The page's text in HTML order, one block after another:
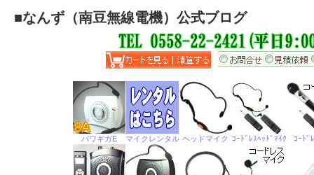
■なんず（南豆無線電機）公式ブログ